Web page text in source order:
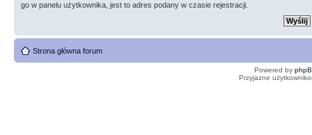
go w panelu użytkownika, jest to adres podany w czasie rejestracji.
Strona główna forum
Powered by
Przyjazne